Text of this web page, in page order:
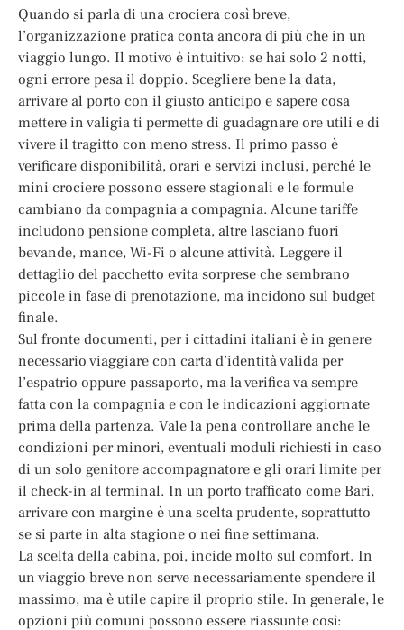
Quando si parla di una crociera così breve,
l’organizzazione pratica conta ancora di più che in un
viaggio lungo. Il motivo è intuitivo: se hai solo 2 notti,
ogni errore pesa il doppio. Scegliere bene la data,
arrivare al porto con il giusto anticipo e sapere cosa
mettere in valigia ti permette di guadagnare ore utili e di
vivere il tragitto con meno stress. Il primo passo è
verificare disponibilità, orari e servizi inclusi, perché le
mini crociere possono essere stagionali e le formule
cambiano da compagnia a compagnia. Alcune tariffe
includono pensione completa, altre lasciano fuori
bevande, mance, Wi-Fi o alcune attività. Leggere il
dettaglio del pacchetto evita sorprese che sembrano
piccole in fase di prenotazione, ma incidono sul budget
finale.
Sul fronte documenti, per i cittadini italiani è in genere
necessario viaggiare con carta d’identità valida per
l’espatrio oppure passaporto, ma la verifica va sempre
fatta con la compagnia e con le indicazioni aggiornate
prima della partenza. Vale la pena controllare anche le
condizioni per minori, eventuali moduli richiesti in caso
di un solo genitore accompagnatore e gli orari limite per
il check-in al terminal. In un porto trafficato come Bari,
arrivare con margine è una scelta prudente, soprattutto
se si parte in alta stagione o nei fine settimana.
La scelta della cabina, poi, incide molto sul comfort. In
un viaggio breve non serve necessariamente spendere il
massimo, ma è utile capire il proprio stile. In generale, le
opzioni più comuni possono essere riassunte così: